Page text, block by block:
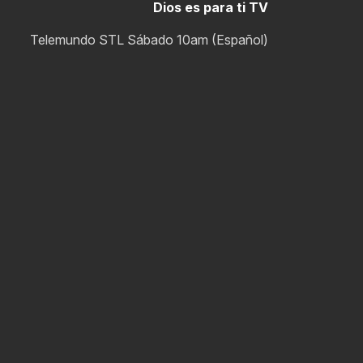
Dios es para ti TV
Telemundo STL Sábado 10am (Español)